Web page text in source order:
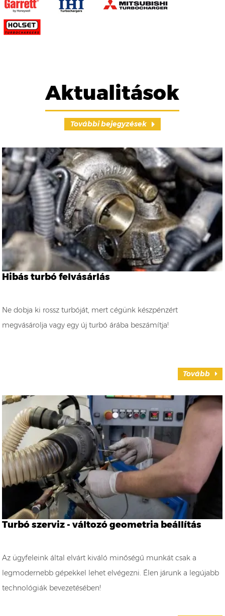
Aktualitások
További bejegyzések
Hibás turbó felvásárlás
Ne dobja ki rossz turbóját, mert cégünk készpénzért
megvásárolja vagy egy új turbó árába beszámítja!
Tovább
Turbó szerviz - változó geometria beállítás
Az ügyfeleink által elvárt kiváló minőségű munkát csak a
legmodernebb gépekkel lehet elvégezni. Élen járunk a legújabb
technológiák bevezetésében!